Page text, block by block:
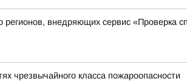
внедряющих сервис «Проверка
чрезвычайного класса пожароопасности